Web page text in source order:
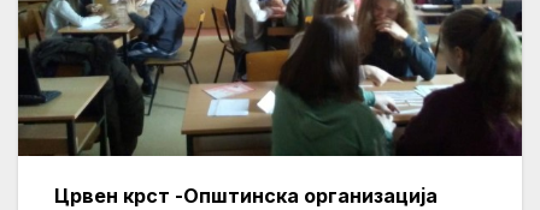
Црвен крст -Општинска организација